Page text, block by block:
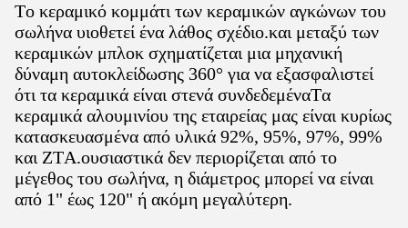
Το κεραμικό κομμάτι των κεραμικών αγκώνων του
σωλήνα υιοθετεί ένα λάθος σχέδιο.και μεταξύ των
κεραμικών μπλοκ σχηματίζεται μια μηχανική
δύναμη αυτοκλείδωσης 360° για να εξασφαλιστεί
ότι τα κεραμικά είναι στενά συνδεδεμέναΤα
κεραμικά αλουμινίου της εταιρείας μας είναι κυρίως
κατασκευασμένα από υλικά 92%, 95%, 97%, 99%
και ZTA.ουσιαστικά δεν περιορίζεται από το
μέγεθος του σωλήνα, η διάμετρος μπορεί να είναι
από 1" έως 120" ή ακόμη μεγαλύτερη.